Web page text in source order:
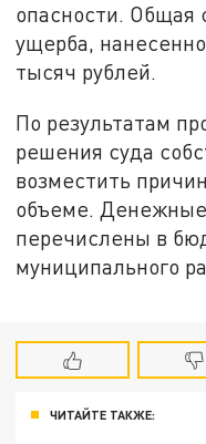
опасности. Общая
ущерба,
тысяч рублей.
По результатам
решения суда
возместить
объеме. Денежные
перечислены в
муниципального
ЧИТАЙТЕ ТАКЖЕ: